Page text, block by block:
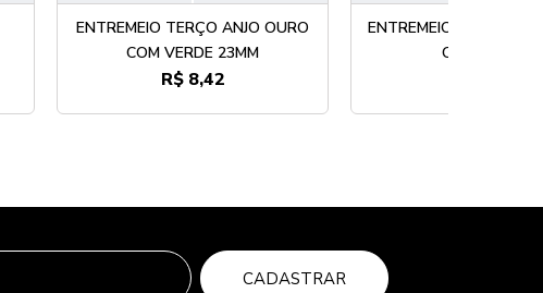
ENTREMEIO TERÇO ANJO OURO
COM VERDE 23MM
R$ 8,42
ENTREMEIO TERÇO
OURO 30MM
CADASTRAR